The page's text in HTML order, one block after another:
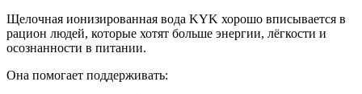
Щелочная ионизированная вода KYK хорошо вписывается в
рацион людей, которые хотят больше энергии, лёгкости и
осознанности в питании.
Она помогает поддерживать: